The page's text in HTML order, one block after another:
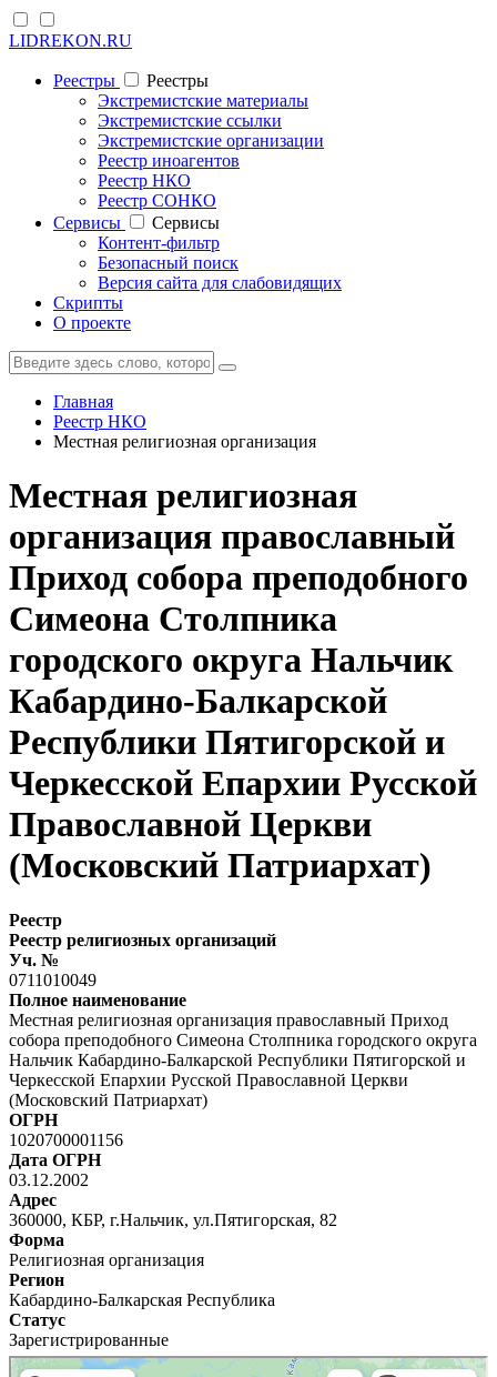
LIDREKON.RU
Реестры
Реестры
Экстремистские материалы
Экстремистские ссылки
Экстремистские организации
Реестр иноагентов
Реестр НКО
Реестр СОНКО
Cервисы
Cервисы
Контент-фильтр
Безопасный поиск
Версия сайта для слабовидящих
Скрипты
О проекте
Главная
Реестр НКО
Местная религиозная организация
Местная религиозная
организация православный
Приход собора преподобного
Симеона Столпника
городского округа Нальчик
Кабардино-Балкарской
Республики Пятигорской и
Черкесской Епархии Русской
Православной Церкви
(Московский Патриархат)
Реестр
Реестр религиозных организаций
Уч. №
0711010049
Полное наименование
Местная религиозная организация православный Приход
собора преподобного Симеона Столпника городского округа
Нальчик Кабардино-Балкарской Республики Пятигорской и
Черкесской Епархии Русской Православной Церкви
(Московский Патриархат)
ОГРН
1020700001156
Дата ОГРН
03.12.2002
Адрес
360000, КБР, г.Нальчик, ул.Пятигорская, 82
Форма
Религиозная организация
Регион
Кабардино-Балкарская Республика
Статус
Зарегистрированные